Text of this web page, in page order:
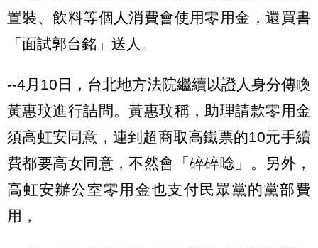
置裝、飲料等個人消費會使用零用金，還買書
「面試郭台銘」送人。
--4月10日，台北地方法院繼續以證人身分傳喚
黃惠玟進行詰問。黃惠玟稱，助理請款零用金
須高虹安同意，連到超商取高鐵票的10元手續
費都要高女同意，不然會「碎碎唸」。另外，
高虹安辦公室零用金也支付民眾黨的黨部費
用，